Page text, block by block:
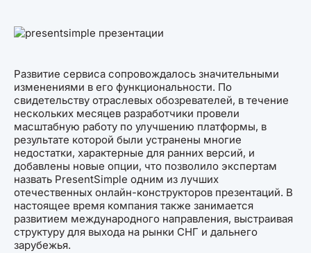
Развитие сервиса сопровождалось значительными
изменениями в его функциональности. По
свидетельству отраслевых обозревателей, в течение
нескольких месяцев разработчики провели
масштабную работу по улучшению платформы, в
результате которой были устранены многие
недостатки, характерные для ранних версий, и
добавлены новые опции, что позволило экспертам
назвать PresentSimple одним из лучших
отечественных онлайн-конструкторов презентаций. В
настоящее время компания также занимается
развитием международного направления, выстраивая
структуру для выхода на рынки СНГ и дальнего
зарубежья.